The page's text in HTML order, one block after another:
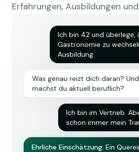
Erfahrungen, Ausbildungen
Ich bin 42 und überlege,
Gastronomie zu
Ausbildung.
Was genau reizt dich daran?
machst du aktuell beruflich?
Ich bin im Vertrieb.
schon immer mein
Ehrliche Einschätzung: Ein